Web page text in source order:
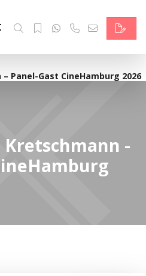
News
Minds
wir sind
Panel-Gast CineHamburg 2026
-